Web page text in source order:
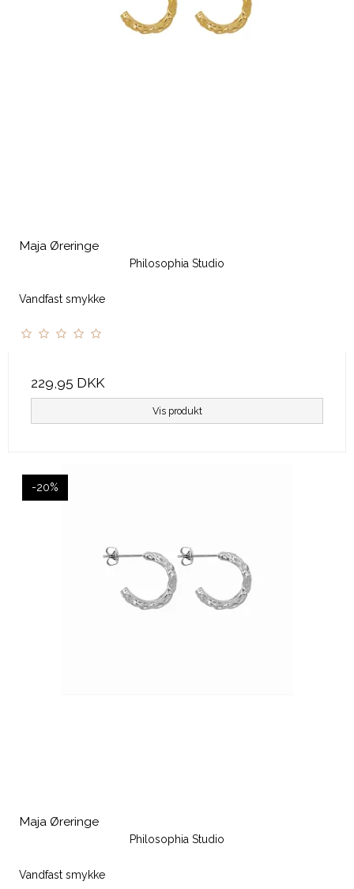
Maja Øreringe
Philosophia Studio
Vandfast smykke
229,95 DKK
Vis produkt
-20%
Maja Øreringe
Philosophia Studio
Vandfast smykke